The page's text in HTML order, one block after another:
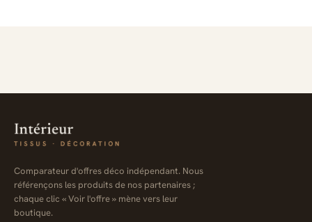
Comparateur d'offres déco indépendant. Nous
référençons les produits de nos partenaires ;
chaque clic « Voir l'offre » mène vers leur
boutique.